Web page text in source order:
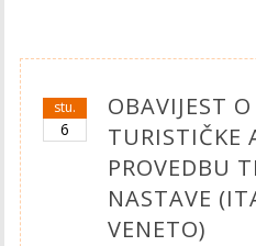
stu.
6
OBAVIJEST
TURISTIČKE
PROVEDBU
NASTAVE
VENETO)